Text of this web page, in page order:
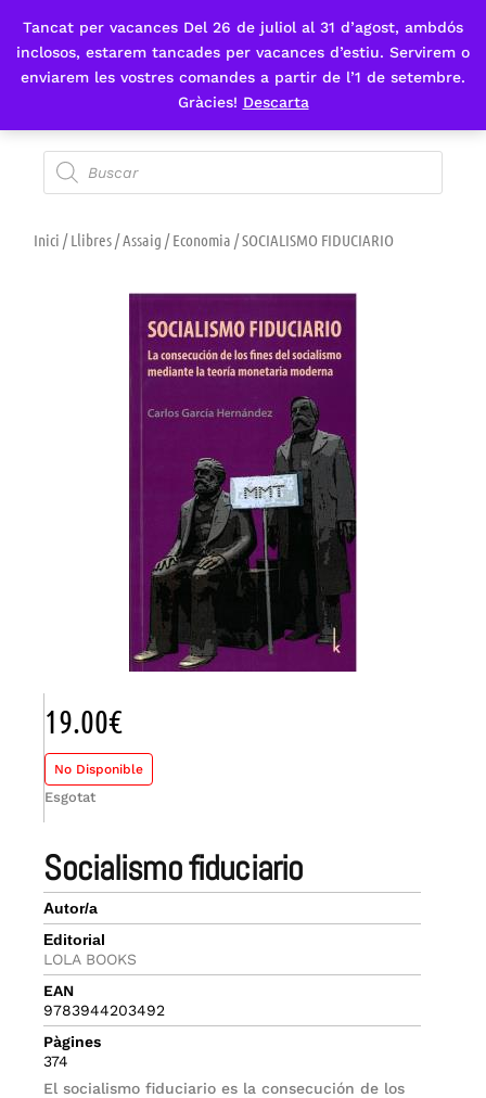
Tancat per vacances Del 26 de juliol al 31 d’agost, ambdós
inclosos, estarem tancades per vacances d’estiu. Servirem o
enviarem les vostres comandes a partir de l’1 de setembre.
Gràcies! Descarta
Fes-te'n sòcia
Inici /Llibres/Assaig /Economia / SOCIALISMO FIDUCIARIO
socialismo fiduciario
Autor/a
Editorial
LOLA BOOKS
EAN
9783944203492
Pàgines
374
El socialismo fiduciario es la consecución de los
19.00€
No Disponible
Esgotat